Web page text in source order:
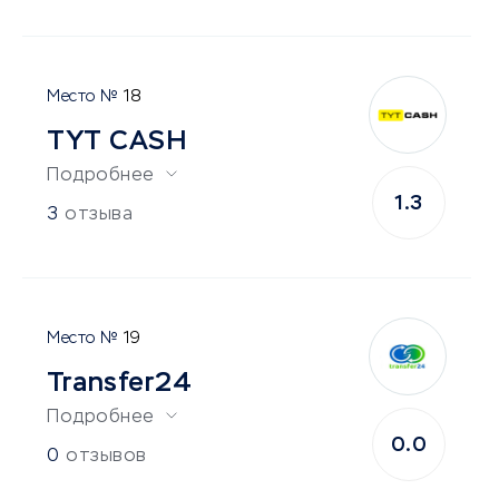
18
TYT CASH
Подробнее
3 отзыва
1.3
19
Transfer24
Подробнее
0 отзывов
0.0